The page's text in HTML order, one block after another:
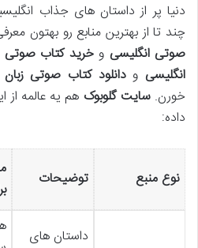
دنیا پر از داستان های جذاب
چند تا از بهترین منابع رو بهتون
صوتی انگلیسی وخرید کتاب
انگلیسیودانلود کتاب صوتی
خورن.سایت گلوبوک هم یه عالمه از
داده:
نوع منبع توضیحات
داستان های